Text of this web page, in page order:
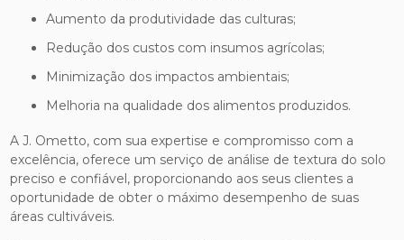
Aumento da produtividade das culturas;
Redução dos custos com insumos agrícolas;
Minimização dos impactos ambientais;
Melhoria na qualidade dos alimentos produzidos.
A J. Ometto, com sua expertise e compromisso com a
excelência, oferece um serviço de análise de textura do solo
preciso e confiável, proporcionando aos seus clientes a
oportunidade de obter o máximo desempenho de suas
áreas cultiváveis.